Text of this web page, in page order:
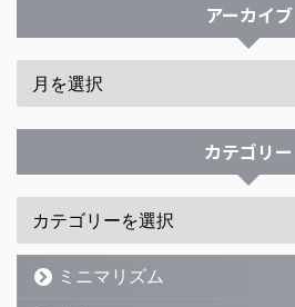
アーカイブ
カテゴリー
ミニマリズム